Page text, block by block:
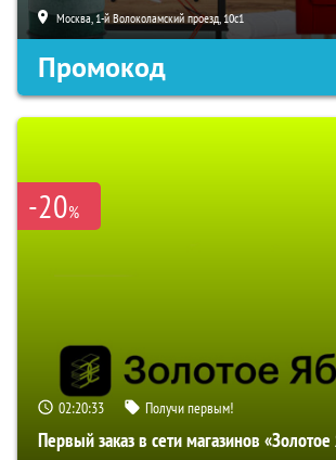
Москва, 1-й Волоколамский проезд, 10с1
Промокод
-20%
02:20:32 Получи первым!
Первый заказ в сети магазинов